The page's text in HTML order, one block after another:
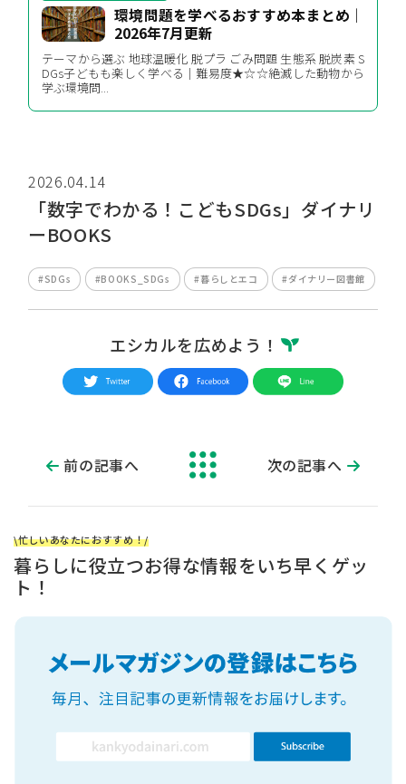
環境問題を学べるおすすめ本まとめ｜
2026年7月更新
テーマから選ぶ 地球温暖化 脱プラ ごみ問題 生態系 脱炭素 S
DGs子どもも楽しく学べる｜難易度★☆☆絶滅した動物から
学ぶ環境問...
2026.04.14
「数字でわかる！こどもSDGs」ダイナリ
ーBOOKS
#SDGs #BOOKS_SDGs #暮らしとエコ #ダイナリー図書館
エシカルを広めよう！
前の記事へ 次の記事へ
\忙しいあなたにおすすめ！/
暮らしに役立つお得な情報をいち早くゲッ
ト！